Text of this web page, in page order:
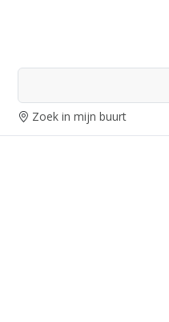
Zoek in mijn buurt